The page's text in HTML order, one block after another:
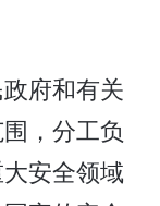
府和有关
，分工负
安全领域